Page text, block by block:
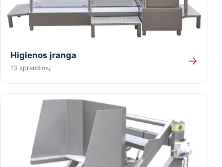
Higienos įranga
13 sprendimų
→